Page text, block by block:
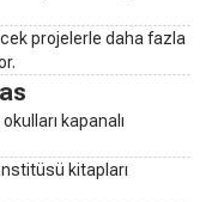
projelerle daha fazla
kapanalı
kitapları